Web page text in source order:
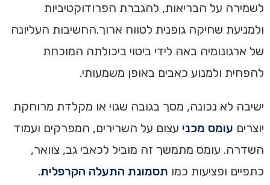
לשמירה על הבריאות, להגברת הפרודוקטיביות
ולמניעת שחיקה גופנית לטווח ארוך.החשיבות העליונה
של ארגונומיה באה לידי ביטוי ביכולתה המוכחת
להפחית ולמנוע כאבים באופן משמעותי.
ישיבה לא נכונה, מסך בגובה שגוי או מקלדת מרוחקת
יוצרים עומס מכני עצום על השרירים, המפרקים ועמוד
השדרה. עומס מתמשך זה מוביל לכאבי גב, צוואר,
כתפיים ופציעות כמו תסמונת התעלה הקרפלית.